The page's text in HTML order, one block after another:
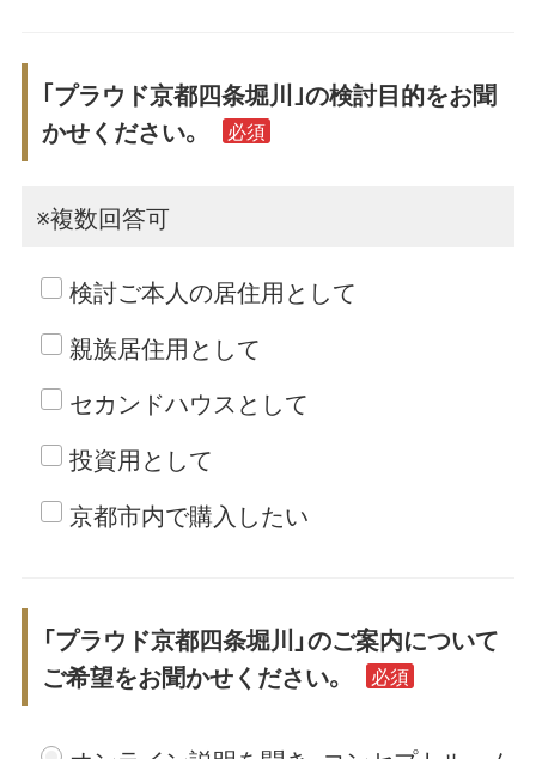
｢プラウド京都四条堀川｣の検討目的をお聞
かせください。
必須
※複数回答可
検討ご本人の居住用として
親族居住用として
セカンドハウスとして
投資用として
京都市内で購入したい
「プラウド京都四条堀川」のご案内について
ご希望をお聞かせください。
必須